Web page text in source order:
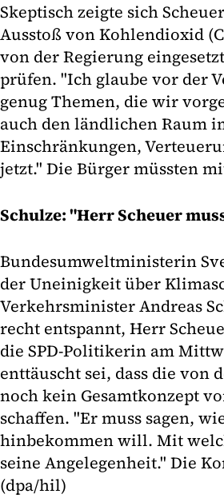
Skeptisch zeigte sich
Ausstoß von Kohlendioxid
von der Regierung
prüfen. "Ich glaube vor der
genug Themen, die wir
auch den ländlichen Raum
Einschränkungen,
jetzt." Die Bürger müssten
Schulze: "Herr Scheuer
Bundesumweltministerin
der Uneinigkeit über
Verkehrsminister Andreas
recht entspannt, Herr
die SPD-Politikerin am
enttäuscht sei, dass die von
noch kein Gesamtkonzept
schaffen. "Er muss sagen,
hinbekommen will. Mit
seine Angelegenheit." Die
(dpa/hil)